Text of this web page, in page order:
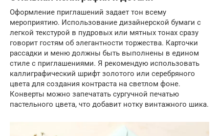
Оформление приглашений задает тон всему
мероприятию. Использование дизайнерской бумаги с
легкой текстурой в пудровых или мятных тонах сразу
говорит гостям об элегантности торжества. Карточки
рассадки и меню должны быть выполнены в едином
стиле с приглашениями. Я рекомендую использовать
каллиграфический шрифт золотого или серебряного
цвета для создания контраста на светлом фоне.
Конверты можно запечатать сургучной печатью
пастельного цвета, что добавит нотку винтажного шика.